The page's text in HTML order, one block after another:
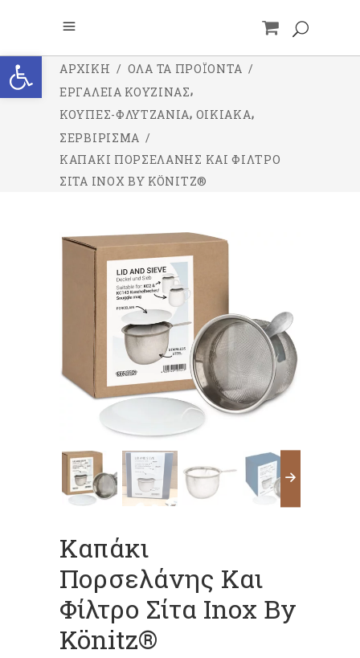
Ανοίξτε τη γραμμή εργαλείων
ΑΡΧΙΚΉ / ΌΛΑ ΤΑ ΠΡΟΪΌΝΤΑ /
ΕΡΓΑΛΕΙΑ ΚΟΥΖΙΝΑΣ,
ΚΟΥΠΕΣ-ΦΛΥΤΖΑΝΙΑ, ΟΙΚΙΑΚΑ,
ΣΕΡΒΙΡΙΣΜΑ /
ΚΑΠΆΚΙ ΠΟΡΣΕΛΆΝΗΣ ΚΑΙ ΦΊΛΤΡΟ
ΣΊΤΑ INOX BY KÖNITZ®
Καπάκι
Πορσελάνης Και
Φίλτρο Σίτα Inox By
Könitz®